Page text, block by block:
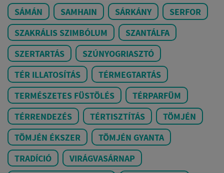
SÁMÁN
SAMHAIN SÁRKÁNY
SERFOR
SZAKRÁLIS SZIMBÓLUM
SZANTÁLFA
SZERTARTÁS
SZÚNYOGRIASZTÓ
TÉR ILLATOSÍTÁS
TÉRMEGTARTÁS
TERMÉSZETES FÜSTÖLÉS
TÉRPARFÜM
TÉRRENDEZÉS
TÉRTISZTÍTÁS
TÖMJÉN
TÖMJÉN ÉKSZER
TÖMJÉN GYANTA
TRADÍCIÓ
VIRÁGVASÁRNAP